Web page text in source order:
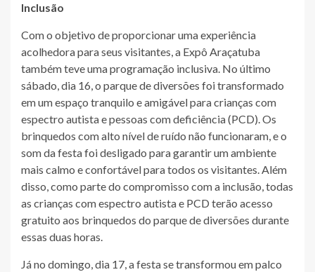
Inclusão
Com o objetivo de proporcionar uma experiência
acolhedora para seus visitantes, a Expô Araçatuba
também teve uma programação inclusiva. No último
sábado, dia 16, o parque de diversões foi transformado
em um espaço tranquilo e amigável para crianças com
espectro autista e pessoas com deficiência (PCD). Os
brinquedos com alto nível de ruído não funcionaram, e o
som da festa foi desligado para garantir um ambiente
mais calmo e confortável para todos os visitantes. Além
disso, como parte do compromisso com a inclusão, todas
as crianças com espectro autista e PCD terão acesso
gratuito aos brinquedos do parque de diversões durante
essas duas horas.
Já no domingo, dia 17, a festa se transformou em palco